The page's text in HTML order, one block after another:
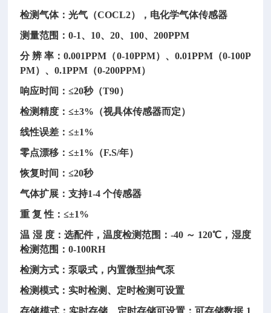
检测气体：光气（COCL2），电化学气体传感器
测量范围：0-1、10、20、100、200PPM
分 辨 率：0.001PPM（0-10PPM）、0.01PPM（0-100P
PM）、0.1PPM（0-200PPM）
响应时间：≤20秒（T90）
检测精度：≤±3%（视具体传感器而定）
线性误差：≤±1%
零点漂移：≤±1%（F.S/年）
恢复时间：≤20秒
气体扩展：支持1-4 个传感器
重 复 性：≤±1%
温 湿 度：选配件，温度检测范围：-40 ～ 120℃，湿度
检测范围：0-100RH
检测方式：泵吸式，内置微型抽气泵
检测模式：实时检测、定时检测可设置
存储模式：实时存储、定时存储可设置；可存储数据 1